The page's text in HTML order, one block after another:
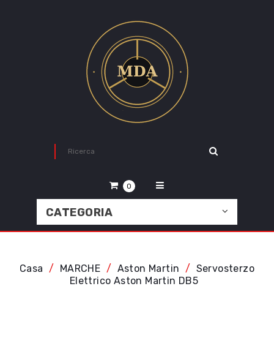
0
CATEGORIA
Casa MARCHE Aston Martin
Servosterzo
Elettrico Aston Martin DB5